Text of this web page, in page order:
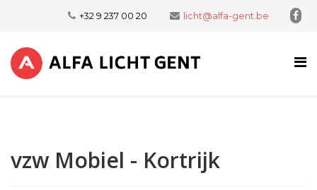
+32 9 237 00 20 licht@alfa-gent.be
vzw Mobiel - Kortrijk